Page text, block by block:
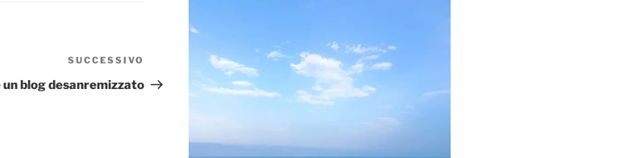
successivo
SUCCESSIVO
un blog desanremizzato